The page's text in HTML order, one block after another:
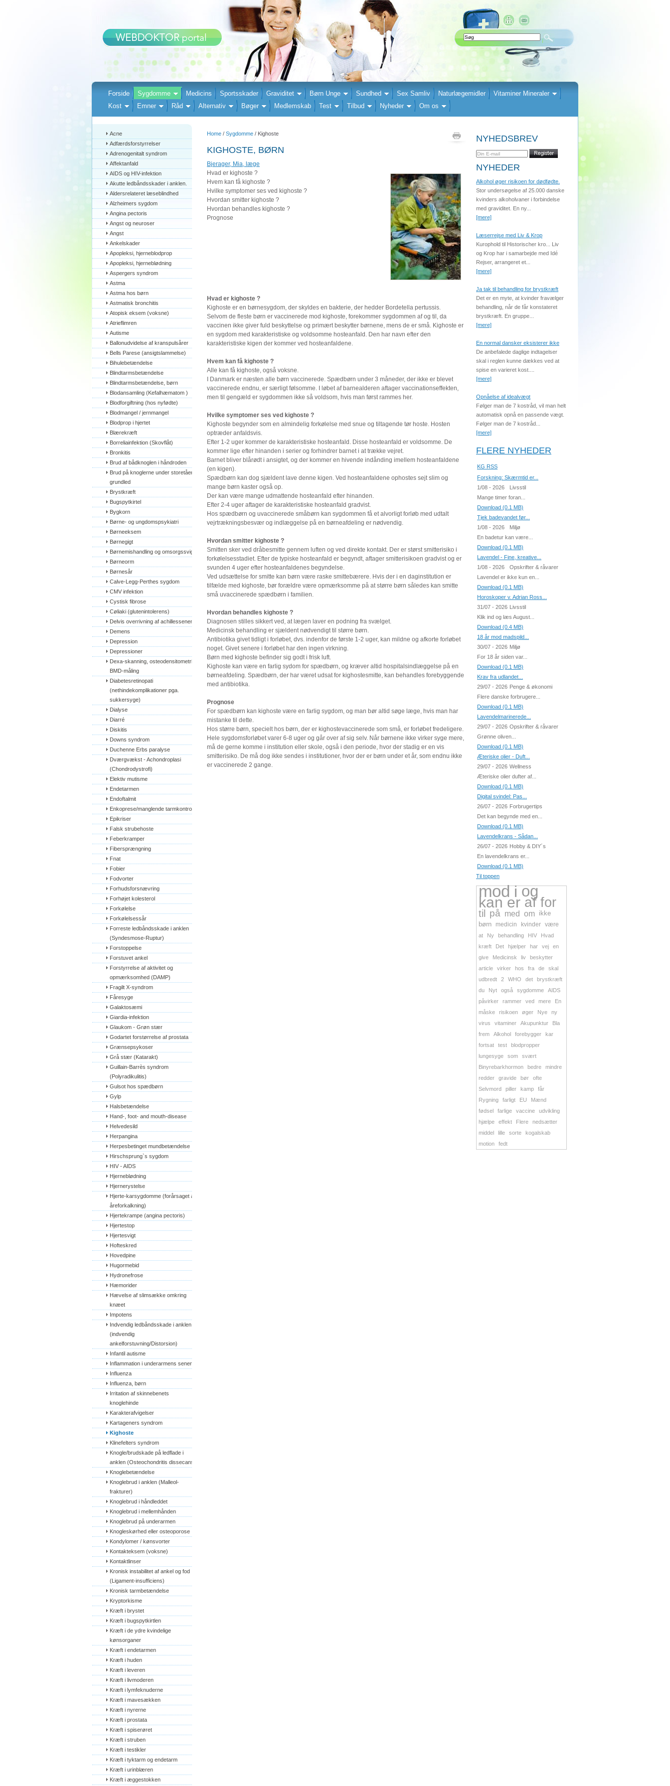
Forside Sygdomme Medicins Sportsskader Graviditet Børn Unge Sundhed Sex Samliv Naturlægemidler
Vitaminer Mineraler
Kost
Emner Råd Alternativ Bøger Medlemskab Test Tilbud Nyheder Om os
Acne
Adfærdsforstyrrelser
Adrenogenitalt syndrom
Affektanfald
AIDS og HIV-infektion
Akutte ledbåndsskader i anklen.
Aldersrelateret læseblindhed
Alzheimers sygdom
Angina pectoris
Angst og neuroser
Angst
Ankelskader
Apopleksi, hjerneblodprop
Apopleksi, hjerneblødning
Aspergers syndrom
Astma
Astma hos børn
Astmatisk bronchitis
Atopisk eksem (voksne)
Atrieflimren
Autisme
Ballonudvidelse af kranspulsårer
Bells Parese (ansigtslammelse)
Bihulebetændelse
Blindtarmsbetændelse
Blindtarmsbetændelse, børn
Blodansamling (Kefalhæmatom )
Blodforgiftning (hos nyfødte)
Blodmangel / jernmangel
Blodprop i hjertet
Blærekræft
Borreliainfektion (Skovflåt)
Bronkitis
Brud af bådknoglen i håndroden
Brud på knoglerne under storetåens
grundled
Brystkræft
Bugspytkirtel
Bygkorn
Børne- og ungdomspsykiatri
Børneeksem
Børnegigt
Børnemishandling og omsorgssvigt
Børneorm
Børnesår
Calve-Legg-Perthes sygdom
CMV infektion
Cystisk fibrose
Cøliaki (glutenintolerens)
Delvis overrivning af achillessenen
Demens
Depression
Depressioner
Dexa-skanning, osteodensitometri,
BMD-måling
Diabetesretinopati
(nethindekomplikationer pga.
sukkersyge)
Dialyse
Diarré
Diskitis
Downs syndrom
Duchenne Erbs paralyse
Dværgvækst - Achondroplasi
(Chondrodystrofi)
Elektiv mutisme
Endetarmen
Endoftalmit
Enkoprese/manglende tarmkontrol
Epikriser
Falsk strubehoste
Feberkramper
Fibersprængning
Fnat
Fobier
Fodvorter
Forhudsforsnævring
Forhøjet kolesterol
Forkølelse
Forkølelsessår
Forreste ledbåndsskade i anklen
(Syndesmose-Ruptur)
Forstoppelse
Forstuvet ankel
Forstyrrelse af aktivitet og
opmærksomhed (DAMP)
Fragilt X-syndrom
Fåresyge
Galaktosæmi
Giardia-infektion
Glaukom - Grøn stær
Godartet forstørrelse af prostata
Grænsepsykoser
Grå stær (Katarakt)
Guillain-Barrès syndrom
(Polyradikulitis)
Gulsot hos spædbørn
Gylp
Halsbetændelse
Hand-, foot- and mouth-disease
Helvedesild
Herpangina
Herpesbetinget mundbetændelse
Hirschsprung`s sygdom
HIV - AIDS
Hjerneblødning
Hjernerystelse
Hjerte-karsygdomme (forårsaget af
åreforkalkning)
Hjertekrampe (angina pectoris)
Hjertestop
Hjertesvigt
Hofteskred
Hovedpine
Hugormebid
Hydronefrose
Hæmorider
Hævelse af slimsække omkring
knæet
Impotens
Indvendig ledbåndsskade i anklen
(indvendig
ankelforstuvning/Distorsion)
Infantil autisme
Inflammation i underarmens sener
Influenza
Influenza, børn
Irritation af skinnebenets
knoglehinde
Karakterafvigelser
Kartageners syndrom
Kighoste
Klinefelters syndrom
Knogle/brudskade på ledflade i
anklen (Osteochondritis dissecans)
Knoglebetændelse
Knoglebrud i anklen (Malleol-
frakturer)
Knoglebrud i håndleddet
Knoglebrud i mellemhånden
Knoglebrud på underarmen
Knogleskørhed eller osteoporose
Kondylomer / kønsvorter
Kontakteksem (voksne)
Kontaktlinser
Kronisk instabilitet af ankel og fod
(Ligament-insufficiens)
Kronisk tarmbetændelse
Kryptorkisme
Kræft i brystet
Kræft i bugspytkirtlen
Kræft i de ydre kvindelige
kønsorganer
Kræft i endetarmen
Kræft i huden
Kræft i leveren
Kræft i livmoderen
Kræft i lymfeknuderne
Kræft i mavesækken
Kræft i nyrerne
Kræft i prostata
Kræft i spiserøret
Kræft i struben
Kræft i testikler
Kræft i tyktarm og endetarm
Kræft i urinblæren
Kræft i æggestokken
Home / Sygdomme / Kighoste
KIGHOSTE, BØRN
Bjerager, Mia, læge
Hvad er kighoste ?
Hvem kan få kighoste ?
Hvilke symptomer ses ved kighoste ?
Hvordan smitter kighoste ?
Hvordan behandles kighoste ?
Prognose
Hvad er kighoste ?
Kighoste er en børnesygdom, der skyldes en bakterie, der hedder Bordetella pertussis.
Selvom de fleste børn er vaccinerede mod kighoste, forekommer sygdommen af og til, da
vaccinen ikke giver fuld beskyttelse og primært beskytter børnene, mens de er små. Kighoste er
en sygdom med karakteristiske og voldsomme hosteanfald. Den har navn efter den
karakteristiske kigen der kommer ved hosteanfaldene.
Hvem kan få kighoste ?
Alle kan få kighoste, også voksne.
I Danmark er næsten alle børn vaccinerede. Spædbørn under 3 måneder, der ikke er blevet
vaccinerede endnu, er særligt følsomme. I løbet af barnealderen aftager vaccinationseffekten,
men til gengæld er sygdommen ikke så voldsom, hvis man først rammes her.
Hvilke symptomer ses ved kighoste ?
Kighoste begynder som en almindelig forkølelse med snue og tiltagende tør hoste. Hosten
optræder anfaldsvis.
Efter 1-2 uger kommer de karakteristiske hosteanfald. Disse hosteanfald er voldsomme. De
kommer lige efter hinanden i serier og forhindrer barnet i at trække vejret.
Barnet bliver blårødt i ansigtet, og der kommer en hivende indånding imellem hosteanfaldene
(en kigen).
Spædbørn kan dog sjældent lave denne kigen. Ved hosteanfaldene ophostes sejt slim og
mange børn kaster også op.
Der kan være mange udmattende hosteanfald efter hinanden.
Efter 2-4 uger aftager de karakteristiske hosteanfald gradvist.
Hos spædbørn og uvaccinerede småbørn kan sygdommen få et alvorligt forløb med udtalt
vejrtrækningsbesvær og indlæggelse på en børneafdeling er nødvendig.
Hvordan smitter kighoste ?
Smitten sker ved dråbesmitte gennem luften og ved direkte kontakt. Der er størst smitterisiko i
forkølelsesstadiet. Efter de typiske hosteanfald er begyndt, aftager smitterisikoen gradvist og er
svunden 4 uger efter hosteanfaldenes begyndelse.
Ved udsættelse for smitte kan børn være raske smittebærere. Hvis der i en daginstitution er
tilfælde med kighoste, bør forældre være opmærksomme på at større børn således kan smitte
små uvaccinerede spædbørn i familien.
Hvordan behandles kighoste ?
Diagnosen stilles sikkert ved, at lægen laver en podning fra svælget.
Medicinsk behandling er sjældent nødvendigt til større børn.
Antibiotika givet tidligt i forløbet, dvs. indenfor de første 1-2 uger, kan mildne og afkorte forløbet
noget. Givet senere i forløbet har den ingen virkning.
Børn med kighoste befinder sig godt i frisk luft.
Kighoste kan være en farlig sydom for spædbørn, og kræver altid hospitalsindlæggelse på en
børneafdeling. Spædbørn, der har været udsat for kighostesmitte, kan behandles forebyggende
med antibiotika.
Prognose
For spædbørn kan kighoste være en farlig sygdom, og man bør altid søge læge, hvis man har
mistanke til dette.
Hos større børn, specielt hos børn, der er kighostevaccinerede som små, er forløbet fredeligere.
Hele sygdomsforløbet varer 6-8 uger og går over af sig selv. Når børnene ikke virker syge mere,
må de gerne komme i institution eller skole, også i den periode, hvor der stadig er en vis
smitterisiko. De må dog ikke sendes i institutioner, hvor der er børn under et år, som endnu ikke
er vaccinerede 2 gange.
NYHEDSBREV
NYHEDER
Alkohol øger risikoen for dødfødte.
Stor undersøgelse af 25.000 danske
kvinders alkoholvaner i forbindelse
med graviditet. En ny...
[mere]
Læserrejse med Liv & Krop
Kurophold til Historischer kro... Liv
og Krop har i samarbejde med Idé
Rejser, arrangeret et...
[mere]
Ja tak til behandling for brystkræft
Det er en myte, at kvinder fravælger
behandling, når de får konstateret
brystkræft. En gruppe...
[mere]
En normal dansker eksisterer ikke
De anbefalede daglige indtagelser
skal i reglen kunne dækkes ved at
spise en varieret kost....
[mere]
Opnåelse af idealvægt
Følger man de 7 kostråd, vil man helt
automatisk opnå en passende vægt.
Følger man de 7 kostråd...
[mere]
FLERE NYHEDER
KG RSS
Forskning: Skærmtid er...
1/08 - 2026
Livsstil
Mange timer foran...
Download (0.1 MB)
Tjek badevandet før...
1/08 - 2026
Miljø
En badetur kan være...
Download (0.1 MB)
Lavendel - Fine, kreative...
1/08 - 2026
Opskrifter & råvarer
Lavendel er ikke kun en...
Download (0.1 MB)
Horoskoper v. Adrian Ross...
31/07 - 2026 Livsstil
Klik ind og læs August...
Download (0.4 MB)
18 år mod madspild...
30/07 - 2026 Miljø
For 18 år siden var...
Download (0.1 MB)
Krav fra udlandet...
29/07 - 2026 Penge & økonomi
Flere danske forbrugere...
Download (0.1 MB)
Lavendelmarinerede...
29/07 - 2026 Opskrifter & råvarer
Grønne oliven...
Download (0.1 MB)
Æteriske olier - Duft...
29/07 - 2026 Wellness
Æteriske olier dufter af...
Download (0.1 MB)
Digital svindel: Pas...
26/07 - 2026 Forbrugertips
Det kan begynde med en...
Download (0.1 MB)
Lavendelkrans - Sådan...
26/07 - 2026 Hobby & DIY´s
En lavendelkrans er...
Download (0.1 MB)
Til toppen
mod i og
kan er af for
til på med om ikke
børn
medicin kvinder
være
at
Ny behandling HIV
Hvad
kræft
Det hjælper har vej
en
give
Medicinsk liv
beskytter
article
virker hos fra de
skal
udbredt
2 WHO det
brystkræft
du
Nyt også sygdomme
AIDS
påvirker
rammer ved mere
En
måske
risikoen øger Nye
ny
virus
vitaminer Akupunktur
Bla
frem
Alkohol forebygger
kar
fortsat
test
blodpropper
lungesyge
som
svært
Binyrebarkhormon
bedre
mindre
redder
gravide bør
ofte
Selvmord
piller kamp
får
Rygning
farligt EU
Mænd
fødsel
farlige vaccine
udvikling
hjælpe
effekt Flere
nedsætter
middel
lille sorte
kogalskab
motion
fedt